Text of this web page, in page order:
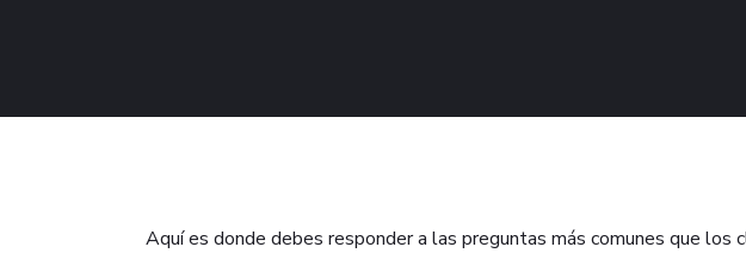
Aquí es donde debes responder a las preguntas más comunes que